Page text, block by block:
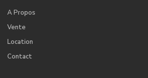
A Propos
Vente
Location
Contact